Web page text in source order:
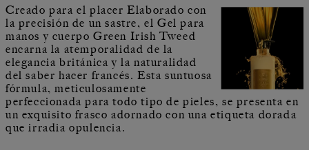
Creado para el placer Elaborado con
la precisión de un sastre, el Gel para
manos y cuerpo Green Irish Tweed
encarna la atemporalidad de la
elegancia británica y la naturalidad
del saber hacer francés. Esta suntuosa
fórmula, meticulosamente
perfeccionada para todo tipo de pieles, se presenta en
un exquisito frasco adornado con una etiqueta dorada
que irradia opulencia.